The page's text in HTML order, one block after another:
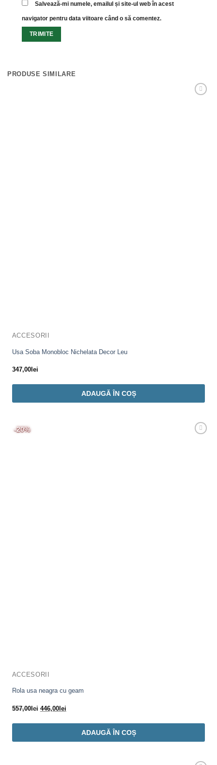
Salvează-mi numele, emailul și site-ul web în acest
navigator pentru data viitoare când o să comentez.
PRODUSE SIMILARE
ACCESORII
Usa Soba Monobloc Nichelata Decor Leu
347,00lei
ADAUGĂ ÎN COȘ
-20%
ACCESORII
Rola usa neagra cu geam
557,00lei Prețul
446,00leiPrețul
446,00lei.
ADAUGĂ ÎN COȘ